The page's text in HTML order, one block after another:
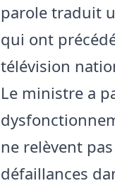
parole traduit
qui ont
télévision
Le ministre a
ne relèvent
défaillances